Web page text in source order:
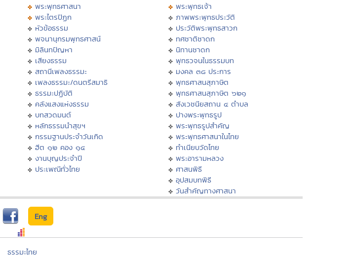
พระพุทธศาสนา
พระไตรปิฏก
หัวข้อธรรม
พจนานุกรมพุทธศาสน์
มิลินทปัญหา
เสียงธรรม
สถานีเพลงธรรมะ
เพลงธรรมะ/ดนตรีสมาธิ
ธรรมะปฏิบัติ
คลังแสงแห่งธรรม
บทสวดมนต์
หลักธรรมนำสุขฯ
กรรมฐานประจำวันเกิด
ฮีต ๑๒ คอง ๑๔
งานบุญประจำปี
ประเพณีทั่วไทย
พระพุทธเจ้า
ภาพพระพุทธประวัติ
ประวัติพระพุทธสาวก
ทศชาติชาดก
นิทานชาดก
พุทธวจนในธรรมบท
มงคล ๓๘ ประการ
พุทธศาสนสุภาษิต
พุทธศาสนสุภาษิต ๖๒๑
สังเวชนียสถาน ๔ ตำบล
ปางพระพุทธรูป
พระพุทธรูปสำคัญ
พระพุทธศาสนาในไทย
ทำเนียบวัดไทย
พระอารามหลวง
ศาสนพิธี
อุปสมบทพิธี
วันสำคัญทางศาสนา
Eng
ธรรมะไทย